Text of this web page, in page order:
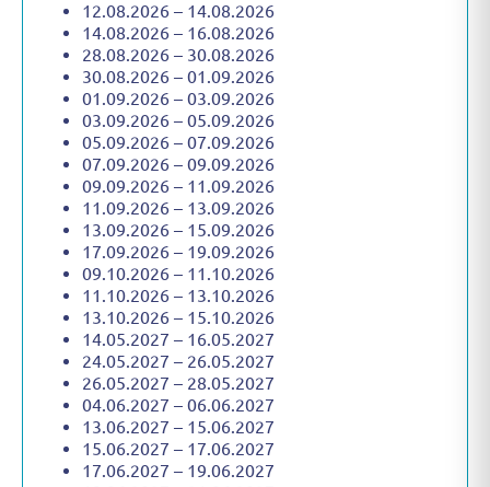
12.08.2026 – 14.08.2026
14.08.2026 – 16.08.2026
28.08.2026 – 30.08.2026
30.08.2026 – 01.09.2026
01.09.2026 – 03.09.2026
03.09.2026 – 05.09.2026
05.09.2026 – 07.09.2026
07.09.2026 – 09.09.2026
09.09.2026 – 11.09.2026
11.09.2026 – 13.09.2026
13.09.2026 – 15.09.2026
17.09.2026 – 19.09.2026
09.10.2026 – 11.10.2026
11.10.2026 – 13.10.2026
13.10.2026 – 15.10.2026
14.05.2027 – 16.05.2027
24.05.2027 – 26.05.2027
26.05.2027 – 28.05.2027
04.06.2027 – 06.06.2027
13.06.2027 – 15.06.2027
15.06.2027 – 17.06.2027
17.06.2027 – 19.06.2027